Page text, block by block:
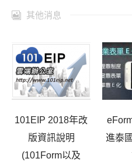
其他消息
101EIP 2018年改
版資訊說明
(101Form以及
進泰